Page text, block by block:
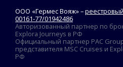
ООО «Гермес Вояж» –
00161-77/01942486
Авторизованный партнер по
Explora Journeys в РФ
Официальный партнер PAC
представителя MSC Cruises и
РФ